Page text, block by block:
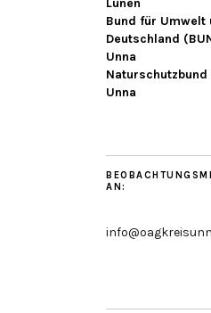
Lünen
Bund für Umwelt
Deutschland
Unna
Unna
AN: